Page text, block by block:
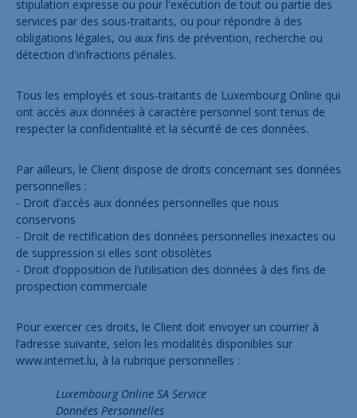
stipulation expresse ou pour l'exécution de tout ou partie des
services par des sous-traitants, ou pour répondre à des
obligations légales, ou aux fins de prévention, recherche ou
détection d'infractions pénales.
Tous les employés et sous-traitants de Luxembourg Online qui
ont accès aux données à caractère personnel sont tenus de
respecter la confidentialité et la sécurité de ces données.
Par ailleurs, le Client dispose de droits concernant ses données
personnelles :
- Droit d’accès aux données personnelles que nous
conservons
- Droit de rectification des données personnelles inexactes ou
de suppression si elles sont obsolètes
- Droit d’opposition de l’utilisation des données à des fins de
prospection commerciale
Pour exercer ces droits, le Client doit envoyer un courrier à
l’adresse suivante, selon les modalités disponibles sur
www.internet.lu, à la rubrique personnelles :
Luxembourg Online SA Service
Données Personnelles